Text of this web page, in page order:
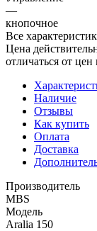
—
кнопочное
Все
Цена
отличаться от
Наличие
Отзывы
Как купить
Оплата
Доставка
Производитель
MBS
Модель
Aralia 150